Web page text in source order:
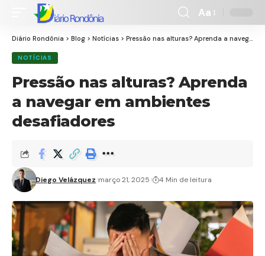
Font
Resizer
Aa
Diário Rondônia > Blog > Notícias > Pressão nas alturas? Aprenda a navegar em ambientes desafiadores
NOTÍCIAS
Pressão nas alturas? Aprenda
a navegar em ambientes
desafiadores
Diego Velázquez março 21, 2025 4 Min de leitura